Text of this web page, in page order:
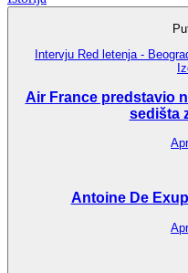
Intervju Red letenja -
Air France predstavio
sedišta
Antoine De